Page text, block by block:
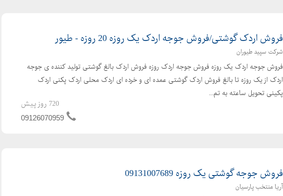
فروش اردک گوشتی/فروش جوجه اردک یک روزه 20 روزه - طیور
شرکت سپید طیوران
فروش جوجه اردک یک روزه فروش جوجه اردک روزه فروش اردک بالغ گوشتی تولید کننده ی جوجه
اردک از یک روزه تا بالغ فروش اردک گوشتی عمده ای و خرده ای اردک محلی اردک پکنی اردک
پکینی تحویل ساعته به تم...
720 روز پیش
09126070959
فروش جوجه گوشتی یک روزه 09131007689
آریا منتخب پارسیان